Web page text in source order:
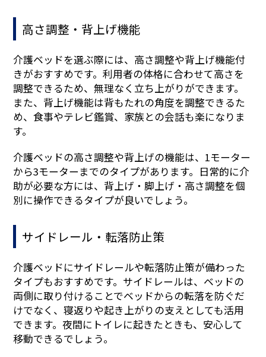
高さ調整・背上げ機能
介護ベッドを選ぶ際には、高さ調整や背上げ機能付
きがおすすめです。利用者の体格に合わせて高さを
調整できるため、無理なく立ち上がりができます。
また、背上げ機能は背もたれの角度を調整できるた
め、食事やテレビ鑑賞、家族との会話も楽になりま
す。
介護ベッドの高さ調整や背上げの機能は、1モーター
から3モーターまでのタイプがあります。日常的に介
助が必要な方には、背上げ・脚上げ・高さ調整を個
別に操作できるタイプが良いでしょう。
サイドレール・転落防止策
介護ベッドにサイドレールや転落防止策が備わった
タイプもおすすめです。サイドレールは、ベッドの
両側に取り付けることでベッドからの転落を防ぐだ
けでなく、寝返りや起き上がりの支えとしても活用
できます。夜間にトイレに起きたときも、安心して
移動できるでしょう。